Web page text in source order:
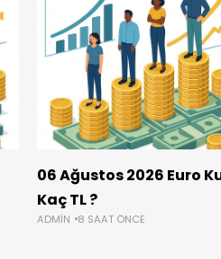
06 Ağustos 2026 Euro
Kaç TL ?
ADMIN 8 SAAT ÖNCE